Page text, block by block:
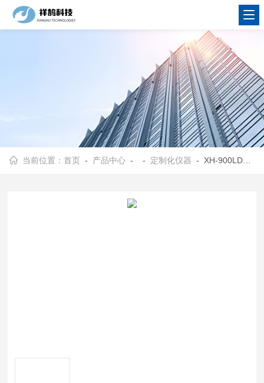
当前位置：首页 - 产品中心 - - 定制化仪器 - XH-900LD管道流动式微波反应器